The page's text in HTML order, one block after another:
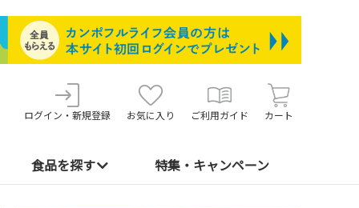
ログイン・新規登録 お気に入り ご利用ガイド カート
食品を探す 特集・キャンペーン